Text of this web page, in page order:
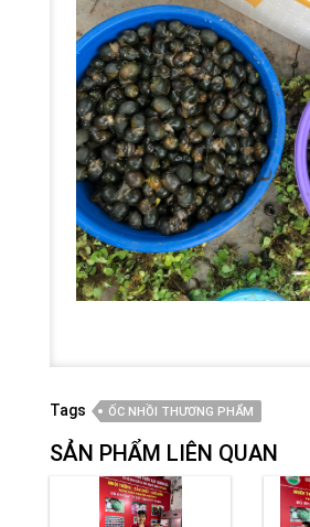
Tags ỐC NHỒI THƯƠNG PHẨM
SẢN PHẨM LIÊN QUAN